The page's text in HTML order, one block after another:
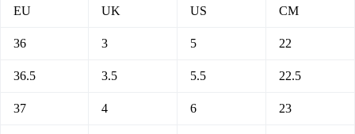
EU UK US CM
36 3 5 22
36.5 3.5 5.5 22.5
37 4 6 23